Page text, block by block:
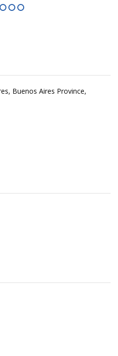
Buenos Aires Province,